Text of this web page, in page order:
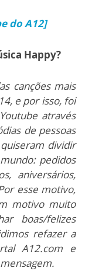
do A12]
Happy?
canções mais
e por isso, foi
através
de pessoas
dividir
pedidos
aniversários,
esse motivo,
motivo muito
boas/felizes
refazer a
A12.com e